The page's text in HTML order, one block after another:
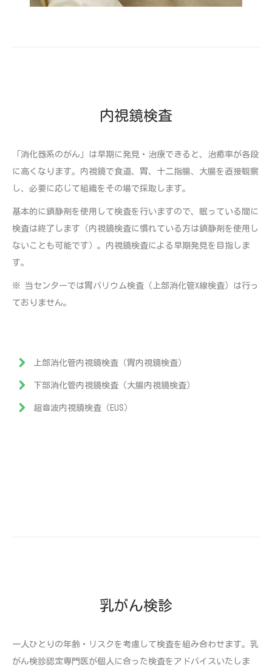
内視鏡検査
「消化器系のがん」は早期に発見・治療できると、治癒率が各段
に高くなります。内視鏡で食道、胃、十二指腸、大腸を直接観察
し、必要に応じて組織をその場で採取します。
基本的に鎮静剤を使用して検査を行いますので、眠っている間に
検査は終了します（内視鏡検査に慣れている方は鎮静剤を使用し
ないことも可能です）。内視鏡検査による早期発見を目指しま
す。
※ 当センターでは胃バリウム検査（上部消化管X線検査）は行っ
ておりません。
上部消化管内視鏡検査（胃内視鏡検査）
下部消化管内視鏡検査（大腸内視鏡検査）
超音波内視鏡検査（EUS）
乳がん検診
一人ひとりの年齢・リスクを考慮して検査を組み合わせます。乳
がん検診認定専門医が個人に合った検査をアドバイスいたしま